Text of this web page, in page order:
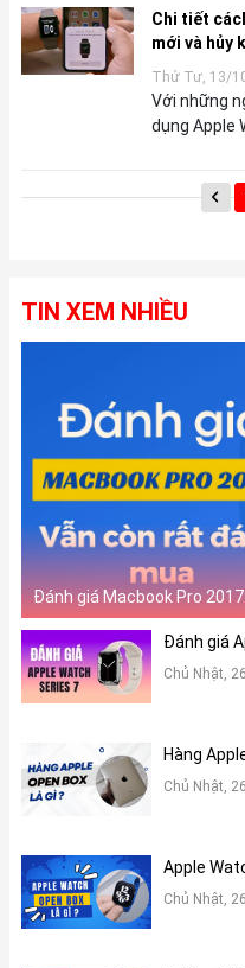
Chi tiết
mới và hủy
Thứ Tư, 13/
Với những
dụng Apple
tác sử...
TIN XEM NHIỀU
Đánh giá Macbook Pro
Đánh giá
Chủ Nhật,
Hàng
Chủ Nhật,
Apple
Chủ Nhật,